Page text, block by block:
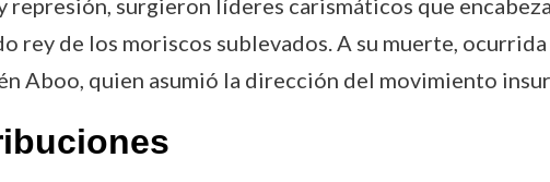
represión, surgieron líderes carismáticos que
rey de los moriscos sublevados. A su muerte,
Aboo, quien asumió la dirección del movimiento